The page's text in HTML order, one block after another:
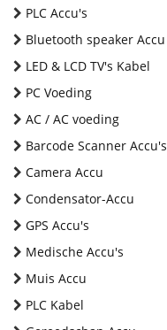
PLC Accu's
Bluetooth speaker Accu
LED & LCD TV's Kabel
PC Voeding
AC / AC voeding
Barcode Scanner Accu's
Camera Accu
Condensator-Accu
GPS Accu's
Medische Accu's
Muis Accu
PLC Kabel